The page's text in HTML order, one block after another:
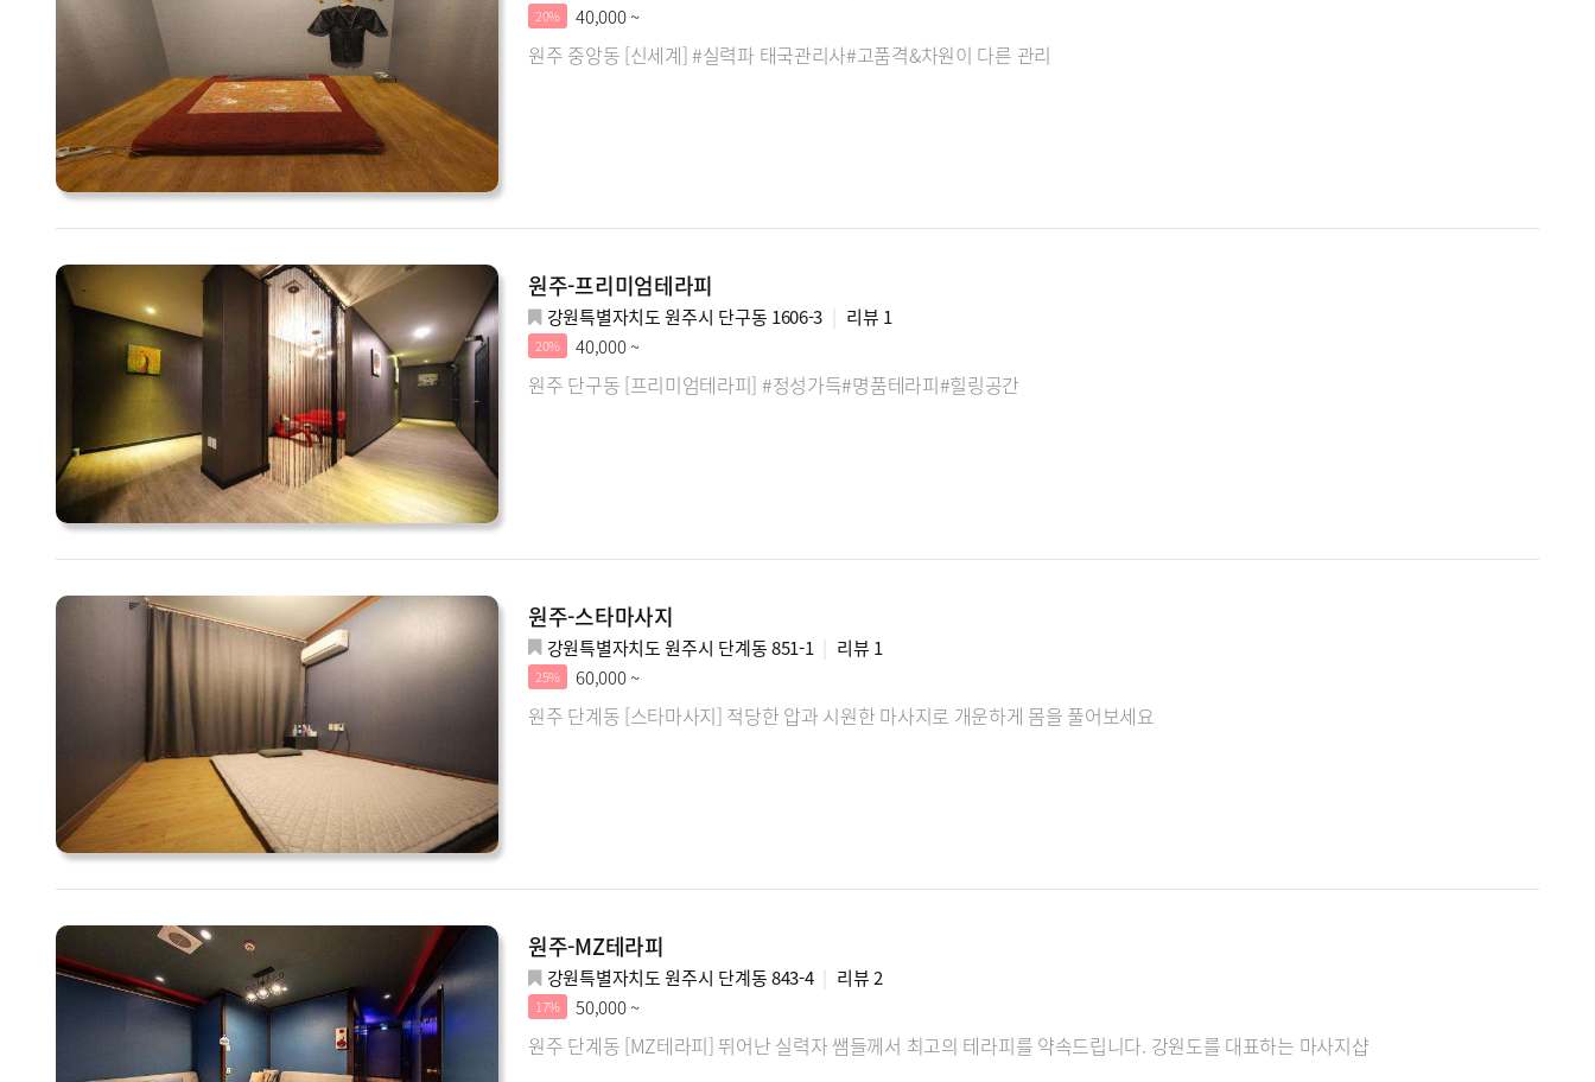
20% 40,000 ~
원주 중앙동 [신세계] #실력파 태국관리사#고품격&차원이 다른 관리
원주-프리미엄테라피
강원특별자치도 원주시 단구동 1606-3 리뷰 1
20% 40,000 ~
원주 단구동 [프리미엄테라피] #정성가득#명품테라피#힐링공간
원주-스타마사지
강원특별자치도 원주시 단계동 851-1 리뷰 1
25% 60,000 ~
원주 단계동 [스타마사지] 적당한 압과 시원한 마사지로 개운하게 몸을 풀어보세요
원주-MZ테라피
강원특별자치도 원주시 단계동 843-4 리뷰2
17% 50,000 ~
원주 단계동 [MZ테라피] 뛰어난 실력자 쌤들께서 최고의 테라피를 약속드립니다. 강원도를 대표하는 마사지샵